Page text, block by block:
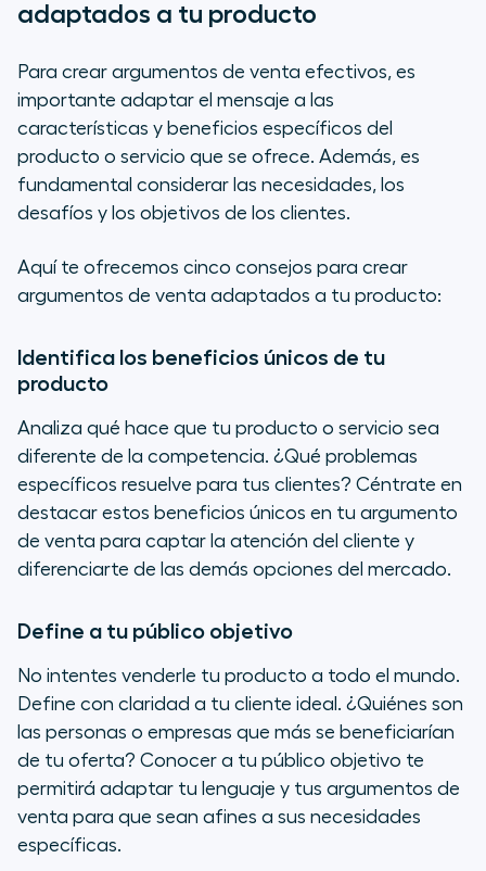
adaptados a tu producto
Para crear argumentos de venta efectivos, es
importante adaptar el mensaje a las
características y beneficios específicos del
producto o servicio que se ofrece. Además, es
fundamental considerar las necesidades, los
desafíos y los objetivos de los clientes.
Aquí te ofrecemos cinco consejos para crear
argumentos de venta adaptados a tu producto:
Identifica los beneficios únicos de tu
producto
Analiza qué hace que tu producto o servicio sea
diferente de la competencia. ¿Qué problemas
específicos resuelve para tus clientes? Céntrate en
destacar estos beneficios únicos en tu argumento
de venta para captar la atención del cliente y
diferenciarte de las demás opciones del mercado.
Define a tu público objetivo
No intentes venderle tu producto a todo el mundo.
Define con claridad a tu cliente ideal. ¿Quiénes son
las personas o empresas que más se beneficiarían
de tu oferta? Conocer a tu público objetivo te
permitirá adaptar tu lenguaje y tus argumentos de
venta para que sean afines a sus necesidades
específicas.